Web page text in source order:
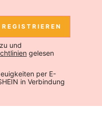
REGISTRIEREN
zu und
gelesen
per E-
in Verbindung